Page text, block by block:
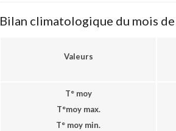
Bilan climatologique du mois
Valeurs
T° moy
T°moy max.
T° moy min.